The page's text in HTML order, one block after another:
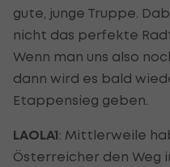
gute, junge Truppe.
nicht das perfekte
Wenn man uns also
dann wird es bald
Etappensieg geben.
LAOLA1: Mittlerweile
Österreicher den Weg